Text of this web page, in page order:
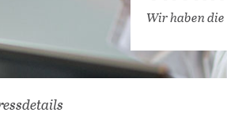
VERNETZEN: WIR FÜR SIE
Wir haben